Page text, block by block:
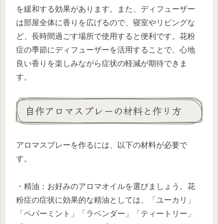
を緩和する効果があります。また、ディフューザー
は部屋全体に香りを広げるので、寝室やリビングな
ど、長時間過ごす場所で使用すると便利です。花粉
症の季節にディフューザーを活用することで、心地
良い香りを楽しみながら症状の軽減が期待できま
す。
自作アロマスプレーの材料と作り方
アロマスプレーを作るには、以下の材料が必要で
す。
・精油：お好みのアロマオイルを選びましょう。花
粉症の症状に効果的な精油としては、「ユーカリ」
「ペパーミント」「ラベンダー」「ティートリー」